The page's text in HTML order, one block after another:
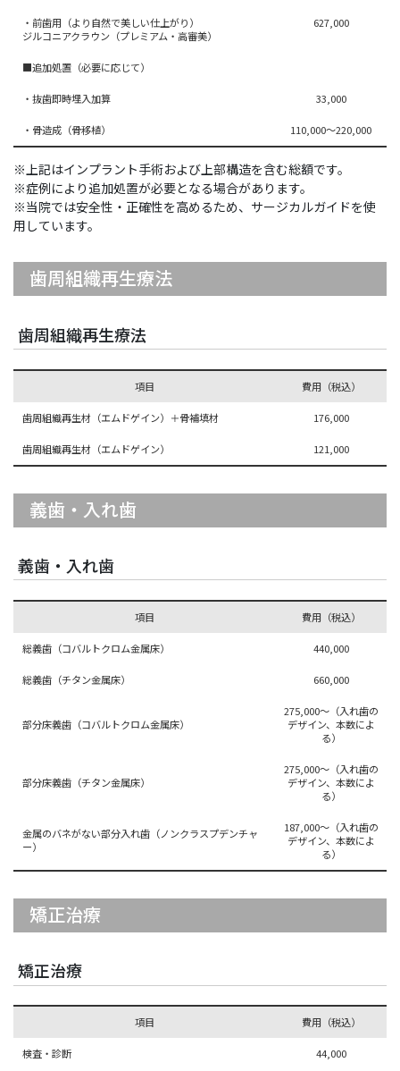
・前歯用（より自然で美しい仕上がり）
ジルコニアクラウン（プレミアム・高審美）
627,000
■追加処置（必要に応じて）
・抜歯即時埋入加算 33,000
・骨造成（骨移植） 110,000～220,000
※上記はインプラント手術および上部構造を含む総額です。
※症例により追加処置が必要となる場合があります。
※当院では安全性・正確性を高めるため、サージカルガイドを使
用しています。
歯周組織再生療法
歯周組織再生療法
項目 費用（税込）
歯周組織再生材（エムドゲイン）＋骨補填材 176,000
歯周組織再生材（エムドゲイン） 121,000
義歯・入れ歯
義歯・入れ歯
項目 費用（税込）
総義歯（コバルトクロム金属床） 440,000
総義歯（チタン金属床） 660,000
部分床義歯（コバルトクロム金属床）
275,000～（入れ歯の
デザイン、本数によ
る）
部分床義歯（チタン金属床）
275,000～（入れ歯の
デザイン、本数によ
る）
金属のバネがない部分入れ歯（ノンクラスプデンチャ
ー）
187,000～（入れ歯の
デザイン、本数によ
る）
矯正治療
矯正治療
項目 費用（税込）
検査・診断 44,000